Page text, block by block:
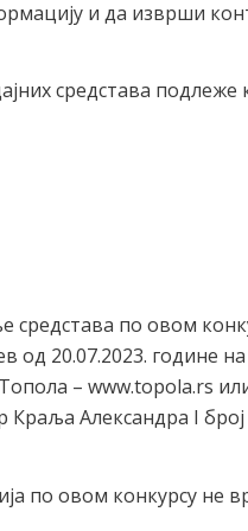
и да изврши
средстава подлеже
средстава по овом
од 20.07.2023. године
– www.topola.rs
Краља Александра I
по овом конкурсу не